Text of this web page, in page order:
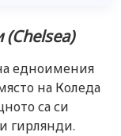
(Chelsea)
едноимения
на Коледа
са си
гирлянди.